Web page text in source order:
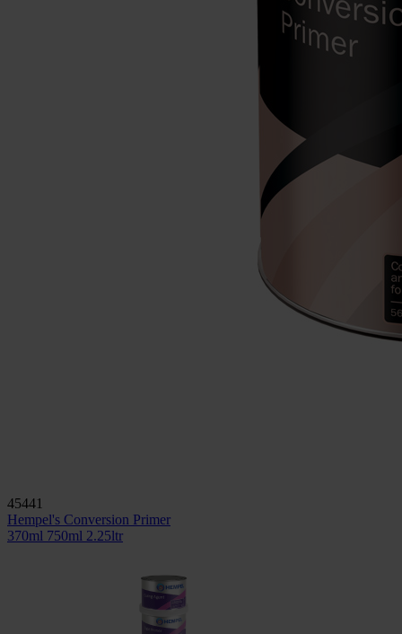
45441
Hempel's Conversion Primer
370ml 750ml 2.25ltr